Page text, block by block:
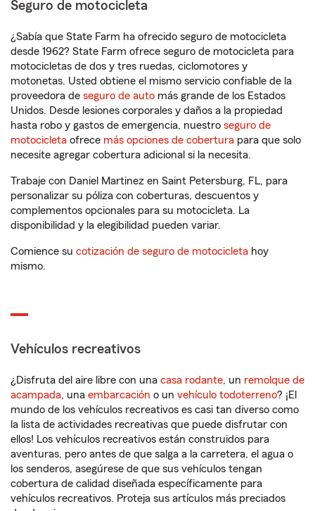
Seguro de motocicleta
¿Sabía que State Farm ha ofrecido seguro de motocicleta
desde 1962? State Farm ofrece seguro de motocicleta para
motocicletas de dos y tres ruedas, ciclomotores y
motonetas. Usted obtiene el mismo servicio confiable de la
proveedora de seguro de auto más grande de los Estados
Unidos. Desde lesiones corporales y daños a la propiedad
hasta robo y gastos de emergencia, nuestro seguro de
motocicleta ofrece más opciones de cobertura para que solo
necesite agregar cobertura adicional si la necesita.
Trabaje con Daniel Martinez en Saint Petersburg, FL, para
personalizar su póliza con coberturas, descuentos y
complementos opcionales para su motocicleta. La
disponibilidad y la elegibilidad pueden variar.
Comience su cotización de seguro de motocicleta hoy
mismo.
Vehículos recreativos
¿Disfruta del aire libre con una casa rodante, un remolque de
acampada, una embarcación o un vehículo todoterreno? ¡El
mundo de los vehículos recreativos es casi tan diverso como
la lista de actividades recreativas que puede disfrutar con
ellos! Los vehículos recreativos están construidos para
aventuras, pero antes de que salga a la carretera, el agua o
los senderos, asegúrese de que sus vehículos tengan
cobertura de calidad diseñada específicamente para
vehículos recreativos. Proteja sus artículos más preciados